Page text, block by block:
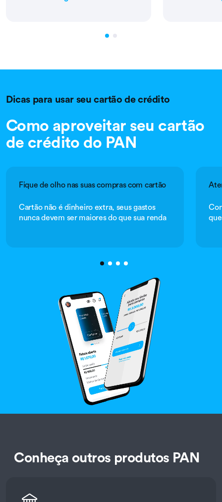
Dicas para usar seu cartão de crédito
Como aproveitar seu cartão
de crédito do PAN
Fique de olho nas suas compras com cartão
Cartão não é dinheiro extra, seus gastos
nunca devem ser maiores do que sua renda
Conheça outros produtos PAN